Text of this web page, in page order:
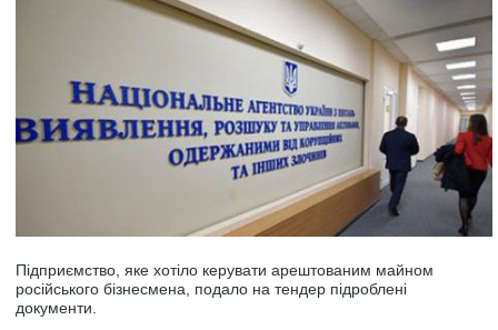
Підприємство, яке хотіло керувати арештованим майном
російського бізнесмена, подало на тендер підроблені
документи.